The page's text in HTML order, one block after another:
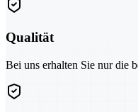
Qualität
Bei uns erhalten Sie nur die